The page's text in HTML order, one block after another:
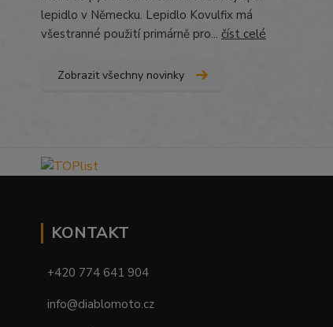
lepidlo v Německu. Lepidlo Kovulfix má
všestranné použití primárně pro... číst celé
Zobrazit všechny novinky
KONTAKT
+420 774 641 904
info@diablomoto.cz